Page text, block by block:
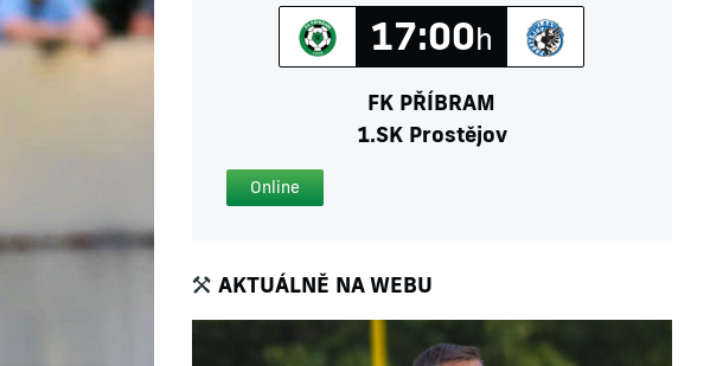
17:00h
FK PŘÍBRAM
1.SK Prostějov
Online
AKTUÁLNĚ NA WEBU